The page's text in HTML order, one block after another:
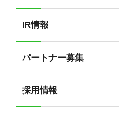
IR情報
パートナー募集
採用情報